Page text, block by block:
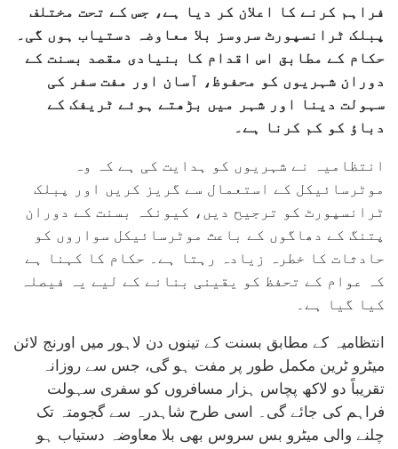
فراہم کرنے کا اعلان کر دیا ہے، جس کے تحت مختلف
پبلک ٹرانسپورٹ سروسز بلا معاوضہ دستیاب ہوں گی۔
حکام کے مطابق اس اقدام کا بنیادی مقصد بسنت کے
دوران شہریوں کو محفوظ، آسان اور مفت سفر کی
سہولت دینا اور شہر میں بڑھتے ہوئے ٹریفک کے
دباؤ کو کم کرنا ہے۔
انتظامیہ نے شہریوں کو ہدایت کی ہے کہ وہ
موٹرسائیکل کے استعمال سے گریز کریں اور پبلک
ٹرانسپورٹ کو ترجیح دیں، کیونکہ بسنت کے دوران
پتنگ کے دھاگوں کے باعث موٹرسائیکل سواروں کو
حادثات کا خطرہ زیادہ رہتا ہے۔ حکام کا کہنا ہے
کہ عوام کے تحفظ کو یقینی بنانے کے لیے یہ فیصلہ
کیا گیا ہے۔
انتظامیہ کے مطابق بسنت کے تینوں دن لاہور میں اورنج لائن
میٹرو ٹرین مکمل طور پر مفت ہو گی، جس سے روزانہ
تقریباً دو لاکھ پچاس ہزار مسافروں کو سفری سہولت
فراہم کی جائے گی۔ اسی طرح شاہدرہ سے گجومتہ تک
چلنے والی میٹرو بس سروس بھی بلا معاوضہ دستیاب ہو